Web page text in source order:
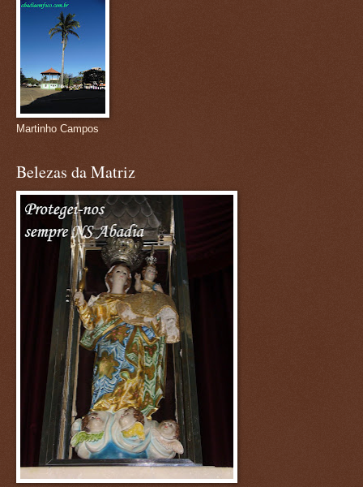
Martinho Campos
Belezas da Matriz